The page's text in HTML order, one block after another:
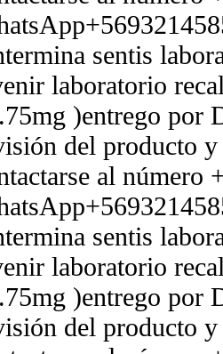
sentis
laboratorio
)entrego por
del producto
al número
sentis
laboratorio
)entrego por
del producto